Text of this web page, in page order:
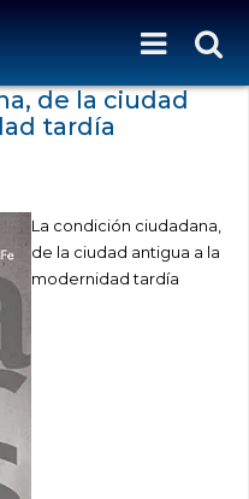
de la ciudad
tardía
La condición ciudadana,
de la ciudad antigua a la
modernidad tardía